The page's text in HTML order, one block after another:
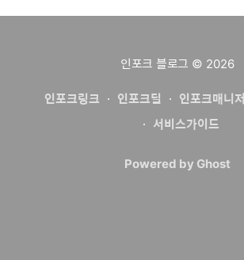
인포크 블로그 © 2026
인포크링크 인포크딜 인포크매니저
서비스가이드
Powered by Ghost